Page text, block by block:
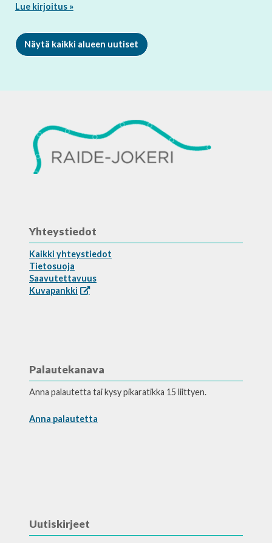
Lue kirjoitus »
Näytä kaikki alueen uutiset
Yhteystiedot
Kaikki yhteystiedot
Tietosuoja
Saavutettavuus
Kuvapankki
Palautekanava
Anna palautetta tai kysy pikaratikka 15 liittyen.
Anna palautetta
Uutiskirjeet